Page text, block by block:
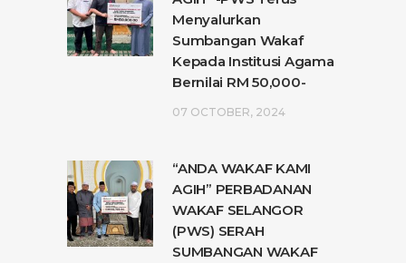
Menyalurkan
Sumbangan Wakaf
Kepada Institusi Agama
Bernilai RM 50,000-
07 OCTOBER, 2024
“ANDA WAKAF KAMI
AGIH” PERBADANAN
WAKAF SELANGOR
(PWS) SERAH
SUMBANGAN WAKAF